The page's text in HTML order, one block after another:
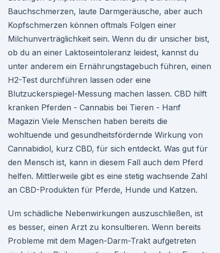
Bauchschmerzen, laute Darmgeräusche, aber auch
Kopfschmerzen können oftmals Folgen einer
Milchunverträglichkeit sein. Wenn du dir unsicher bist,
ob du an einer Laktoseintoleranz leidest, kannst du
unter anderem ein Ernährungstagebuch führen, einen
H2-Test durchführen lassen oder eine
Blutzuckerspiegel-Messung machen lassen. CBD hilft
kranken Pferden - Cannabis bei Tieren - Hanf
Magazin Viele Menschen haben bereits die
wohltuende und gesundheitsfördernde Wirkung von
Cannabidiol, kurz CBD, für sich entdeckt. Was gut für
den Mensch ist, kann in diesem Fall auch dem Pferd
helfen. Mittlerweile gibt es eine stetig wachsende Zahl
an CBD-Produkten für Pferde, Hunde und Katzen.
Um schädliche Nebenwirkungen auszuschließen, ist
es besser, einen Arzt zu konsultieren. Wenn bereits
Probleme mit dem Magen-Darm-Trakt aufgetreten